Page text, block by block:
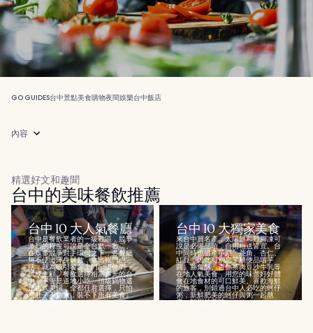
GO GUIDES台中景點美食購物夜間娛樂台中飯店
內容
精選好文和趣聞
台中的美味餐飲推薦
台中 10 大人氣餐廳
台中是餐飲業者的一級戰區，競爭
激烈的程度可說是全台數一數二。
在眾多競爭對手環伺之下，各餐廳
無不使出渾身解數，拿出獨門絕
活，就為吸引饕客上門，讓他們一
試成主顧。餐飲選擇相當多元的台
中，不管是道地小吃、頂級鍋物還
是西式美饌，全都任君選擇，只怕
您肚子不夠大，裝不下所有美食。
老字號在地小...
台中 10 大獨家美食
來台中買名產，太陽餅和雞腳凍可
說是必備品項，自用相送皆宜。台
中同時也盛產芋頭、菱角、杏仁、
紅豆，因此可別忘了順便品嚐芋
圓、菱角酥、杏仁茶與豆沙牛乳等
在地人氣美食，用您的味蕾好好體
會在地食材的可口鮮美。喜歡海鮮
的旅客，別錯過台中人必吃的蚵仔
粥，新鮮肥美的蚵仔與粥一起熬
煮，鮮甜的美味...